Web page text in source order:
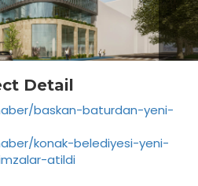
Detail
baskan-baturdan-yeni-
konak-belediyesi-yeni-
atildi